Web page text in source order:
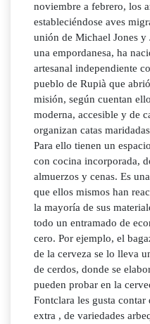
noviembre a febrero, los
estableciéndose aves
unión de Michael Jones
una empordanesa, ha
artesanal independiente
pueblo de Rupià que
misión, según cuentan
moderna, accesible y de
organizan catas
Para ello tienen un
con cocina incorporada,
almuerzos y cenas. Es
que ellos mismos han
la mayoría de sus
todo un entramado de
cero. Por ejemplo, el
de la cerveza se lo lleva
de cerdos, donde se
pueden probar en la
Fontclara les gusta
extra , de variedades